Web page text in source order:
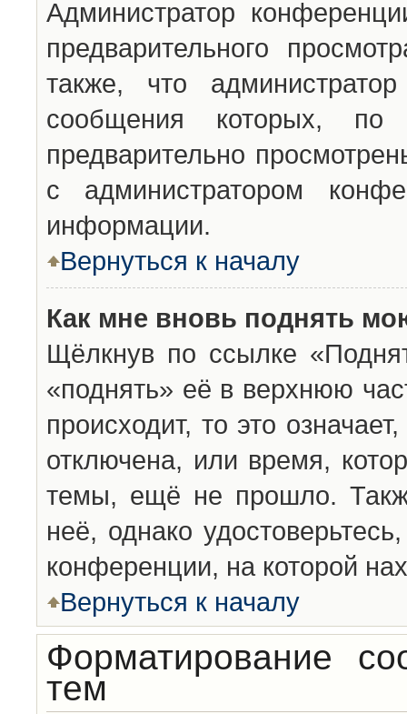
Администратор
предварительного
также, что
сообщения которых,
предварительно
с администратором
информации.
Вернуться к началу
Как мне вновь поднять
Щёлкнув по ссылке
«поднять» её в верхнюю
происходит, то это
отключена, или время,
темы, ещё не прошло.
неё, однако
конференции, на которой
Вернуться к началу
Форматирование
тем